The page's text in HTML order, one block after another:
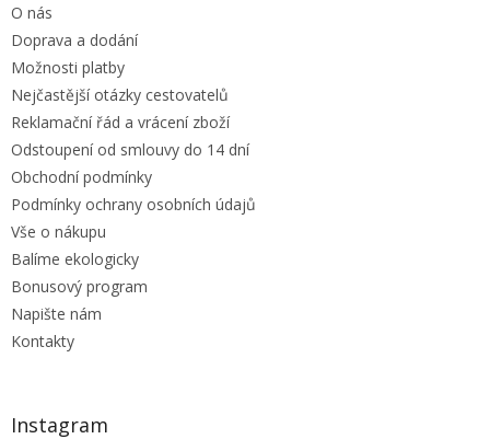
O nás
Doprava a dodání
Možnosti platby
Nejčastější otázky cestovatelů
Reklamační řád a vrácení zboží
Odstoupení od smlouvy do 14 dní
Obchodní podmínky
Podmínky ochrany osobních údajů
Vše o nákupu
Balíme ekologicky
Bonusový program
Napište nám
Kontakty
Instagram